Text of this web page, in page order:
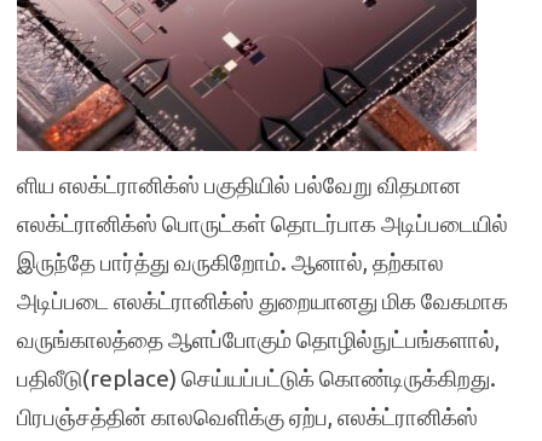
ளிய எலக்ட்ரானிக்ஸ் பகுதியில் பல்வேறு விதமான
எலக்ட்ரானிக்ஸ் பொருட்கள் தொடர்பாக அடிப்படையில்
இருந்தே பார்த்து வருகிறோம். ஆனால், தற்கால
அடிப்படை எலக்ட்ரானிக்ஸ் துறையானது மிக வேகமாக
வருங்காலத்தை ஆளப்போகும் தொழில்நுட்பங்களால்,
பதிலீடு(replace) செய்யப்பட்டுக் கொண்டிருக்கிறது.
பிரபஞ்சத்தின் காலவெளிக்கு ஏற்ப, எலக்ட்ரானிக்ஸ்